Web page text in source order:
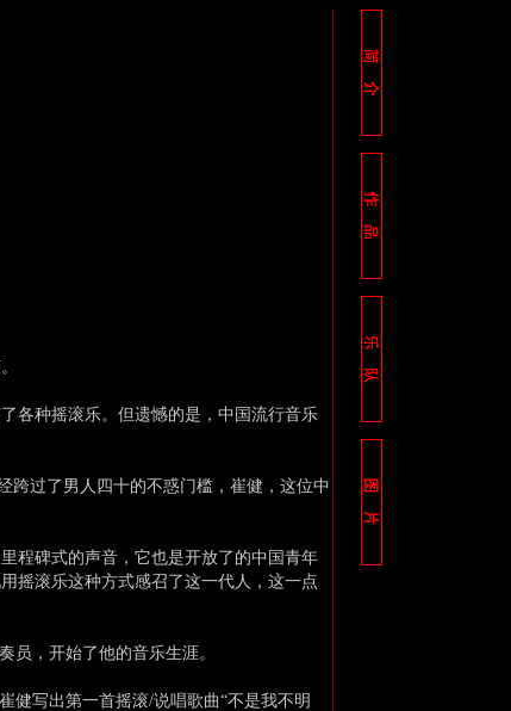
各种摇滚乐。但遗憾的是，中国流行音乐
过了男人四十的不惑门槛，崔健，这位中
程碑式的声音，它也是开放了的中国青年
摇滚乐这种方式感召了这一代人，这一点
，开始了他的音乐生涯。
写出第一首摇滚/说唱歌曲“不是我不明